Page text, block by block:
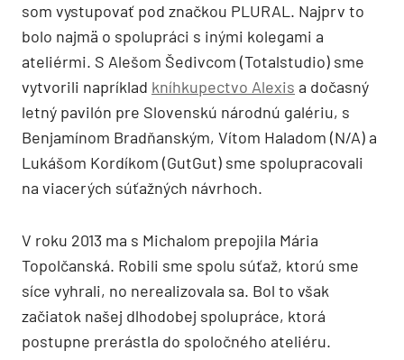
som vystupovať pod značkou PLURAL. Najprv to
bolo najmä o spolupráci s inými kolegami a
ateliérmi. S Alešom Šedivcom (Totalstudio) sme
vytvorili napríklad kníhkupectvo Alexis a dočasný
letný pavilón pre Slovenskú národnú galériu, s
Benjamínom Bradňanským, Vítom Haladom (N/A) a
Lukášom Kordíkom (GutGut) sme spolupracovali
na viacerých súťažných návrhoch.
V roku 2013 ma s Michalom prepojila Mária
Topolčanská. Robili sme spolu súťaž, ktorú sme
síce vyhrali, no nerealizovala sa. Bol to však
začiatok našej dlhodobej spolupráce, ktorá
postupne prerástla do spoločného ateliéru.